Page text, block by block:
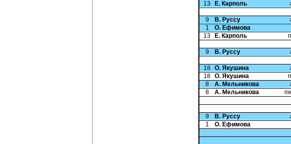
13
Е. Карполь
9
В. Руссу
1
О. Ефимова
13
Е. Карполь
9
В. Руссу
18 О. Якушина
18 О. Якушина
8
А. Мельникова
8
А. Мельникова
9
В. Руссу
1
О. Ефимова